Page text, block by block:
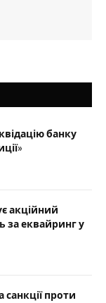
банку
акційний
за еквайринг у
проти